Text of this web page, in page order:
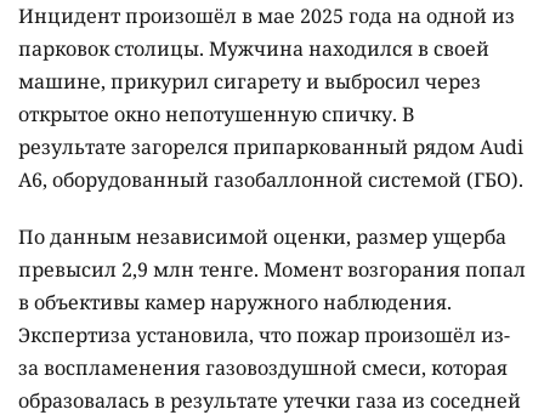
Инцидент произошёл в мае 2025 года на одной из
парковок столицы. Мужчина находился в своей
машине, прикурил сигарету и выбросил через
открытое окно непотушенную спичку. В
результате загорелся припаркованный рядом Audi
A6, оборудованный газобаллонной системой (ГБО).
По данным независимой оценки, размер ущерба
превысил 2,9 млн тенге. Момент возгорания попал
в объективы камер наружного наблюдения.
Экспертиза установила, что пожар произошёл из-
за воспламенения газовоздушной смеси, которая
образовалась в результате утечки газа из соседней